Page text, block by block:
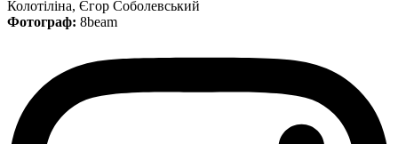
Колотіліна, Єгор Соболевський
Фотограф: 8beam